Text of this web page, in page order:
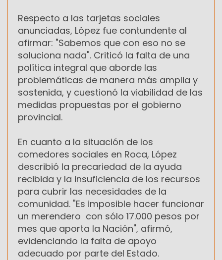
Respecto a las tarjetas sociales
anunciadas, López fue contundente al
afirmar: "Sabemos que con eso no se
soluciona nada". Criticó la falta de una
política integral que aborde las
problemáticas de manera más amplia y
sostenida, y cuestionó la viabilidad de las
medidas propuestas por el gobierno
provincial.
En cuanto a la situación de los
comedores sociales en Roca, López
describió la precariedad de la ayuda
recibida y la insuficiencia de los recursos
para cubrir las necesidades de la
comunidad. "Es imposible hacer funcionar
un merendero con sólo 17.000 pesos por
mes que aporta la Nación", afirmó,
evidenciando la falta de apoyo
adecuado por parte del Estado.